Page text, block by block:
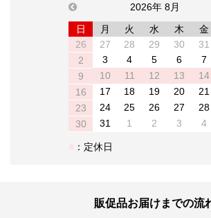
previous
2026年 8月
日
月 火 水 木 金
26
27 28 29 30 31
2
3 4 5 6 7
9
10 11 12 13 14
16
17 18 19 20 21
23
24 25 26 27 28
30
31 1 2 3 4
：定休日
販促品お届けまでの流